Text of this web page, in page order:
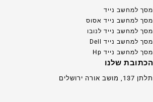
מסך למחשב נייד
מסך למחשב נייד אסוס
מסך למחשב נייד לנובו
מסך למחשב נייד Dell
מסך למחשב נייד Hp
הכתובת שלנו
תלתן 137, מושב אורה ירושלים